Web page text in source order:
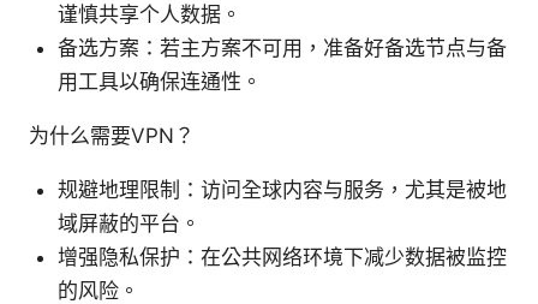
谨慎共享个人数据。
备选方案：若主方案不可用，准备好备选节点与备
用工具以确保连通性。
为什么需要VPN？
规避地理限制：访问全球内容与服务，尤其是被地
域屏蔽的平台。
增强隐私保护：在公共网络环境下减少数据被监控
的风险。